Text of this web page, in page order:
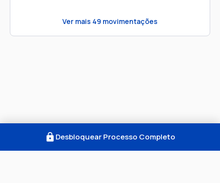
Ver mais 49 movimentações
Desbloquear Processo Completo